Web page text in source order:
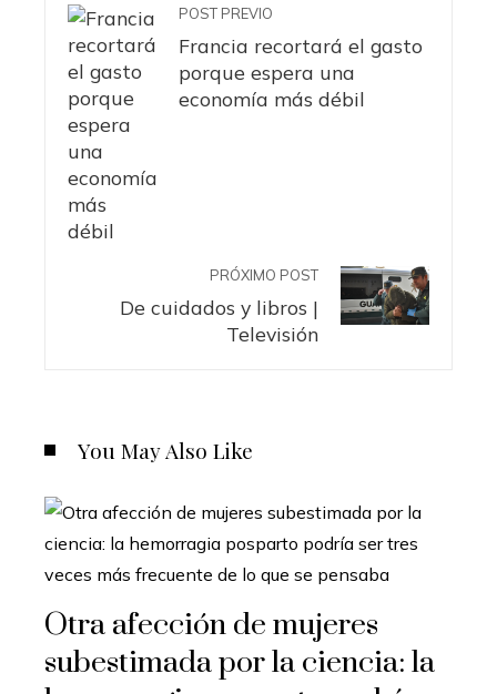
POST PREVIO
Francia recortará el gasto
porque espera una
economía más débil
PRÓXIMO POST
De cuidados y libros |
Televisión
You May Also Like
Otra afección de mujeres
subestimada por la ciencia: la